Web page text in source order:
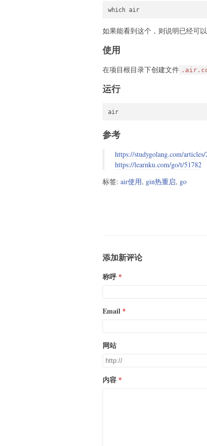
如果能看到这个，则说明已经可
使用
在项目根目录下创建文件
运行
参考
https://studygolang.com/
https://learnku.com/go/t/51782
标签: air使用, gin热重启, go
添加新评论
称呼
Email
网站
内容